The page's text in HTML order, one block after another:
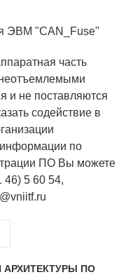
физика
ЭВМ "CAN_Fuse"
часть
и не поставляются
содействие в
по
ПО Вы можете
46) 5 60 54,
ПО